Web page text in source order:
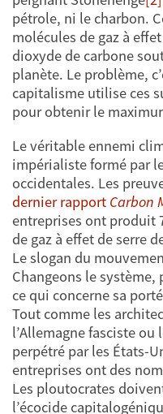
pétrole, ni le charbon.
molécules de gaz à
dioxyde de carbone
planète. Le problème,
capitalisme utilise ces
pour obtenir le
Le véritable ennemi
impérialiste formé par
occidentales. Les
dernier rapport Carbon
entreprises ont produit
de gaz à effet de serre
Le slogan du
Changeons le système,
ce qui concerne sa
Tout comme les
l’Allemagne fasciste
perpétré par les États-
entreprises ont des
Les ploutocrates
l’écocide